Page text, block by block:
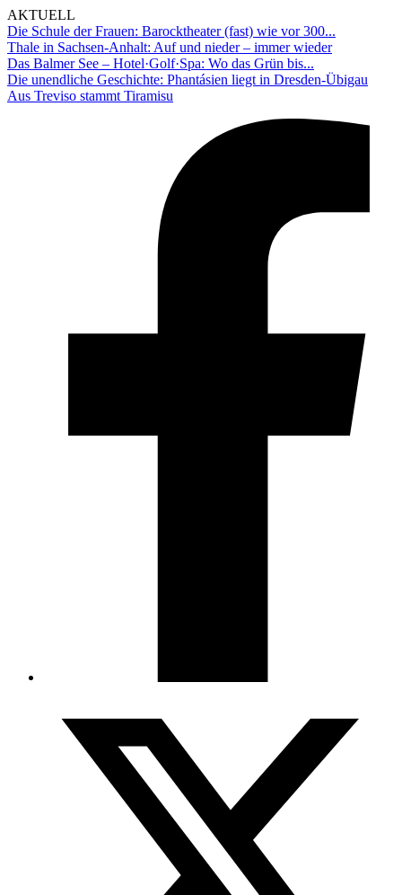
AKTUELL
Die Schule der Frauen: Barocktheater (fast) wie vor 300...
Thale in Sachsen-Anhalt: Auf und nieder – immer wieder
Das Balmer See – Hotel·Golf·Spa: Wo das Grün bis...
Die unendliche Geschichte: Phantásien liegt in Dresden-Übigau
Aus Treviso stammt Tiramisu